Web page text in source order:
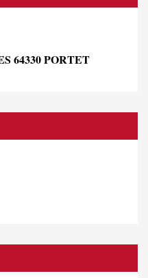
64330 PORTET